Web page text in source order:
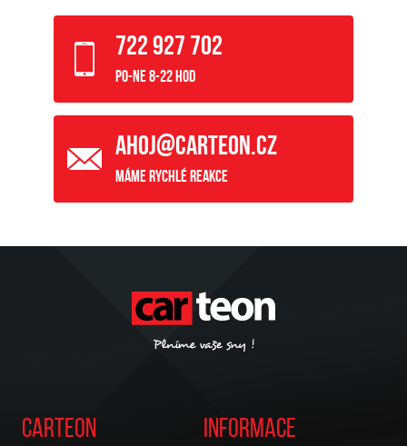
722 927 702
Po-Ne 8-22 hod
ahoj@carteon.cz
Máme rychlé reakce
Carteon Informace